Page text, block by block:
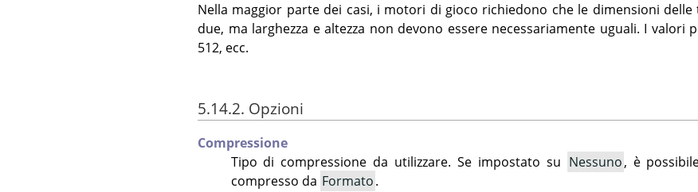
Nella maggior parte dei casi, i motori di gioco richiedono che le dimensioni
due, ma larghezza e altezza non devono essere necessariamente uguali. I valori
512, ecc.
5.14.2. Opzioni
Compressione
Tipo di compressione da utilizzare. Se impostato su Nessuno, è
compresso da Formato.